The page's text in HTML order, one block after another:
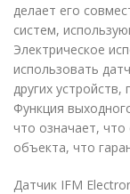
делает его
систем,
Электрическое
использовать
других
Функция
что означает, что
объекта, что
Датчик IFM